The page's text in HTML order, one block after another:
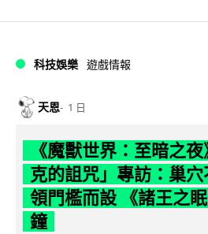
科技娛樂 遊戲情報
天恩 1 日
《魔獸世界：至暗之
克的詛咒」專訪：巢
領門檻而設 《諸王之
鐘